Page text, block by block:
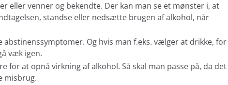
eller venner og bekendte. Der kan man se et mønster i, at
standse eller nedsætte brugen af alkohol, når
abstinenssymptomer. Og hvis man f.eks. vælger at drikke, for
væk igen.
for at opnå virkning af alkohol. Så skal man passe på, da det
misbrug.